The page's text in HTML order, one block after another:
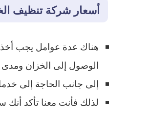
أسعار شركة تنظيف
هناك عدة عوامل يجب
الوصول إلى الخزان
إلى جانب الحاجة إلى
لذلك فأنت معنا تأكد أنك